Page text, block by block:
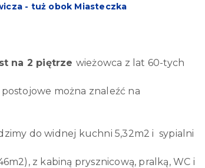
- tuż obok Miasteczka
na 2 piętrze wieżowca z lat 60-tych
można znaleźć na
do widnej kuchni 5,32m2 i sypialni
z kabiną prysznicową, pralką, WC i